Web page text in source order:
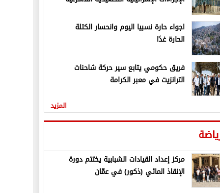
اجواء حارة نسبيا اليوم وانحسار الكتلة
الحارة غدًا
فريق حكومي يتابع سير حركة شاحنات
الترانزيت في معبر الكرامة
المزيد
مركز إعداد القيادات الشبابية يختتم دورة
الإنقاذ المائي (ذكور) في عمّان